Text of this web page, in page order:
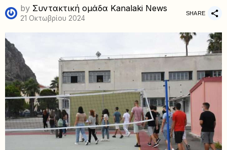
by Συντακτική ομάδα Kanalaki News
21 Οκτωβρίου 2024
SHARE